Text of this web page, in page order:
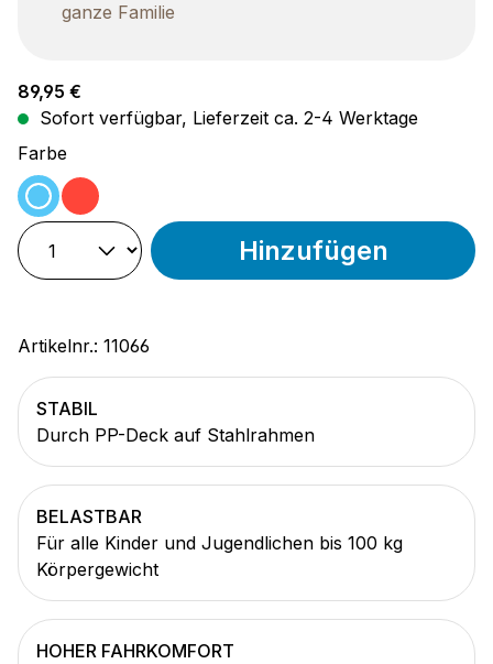
ganze Familie
Regulärer Preis:
89,95 €
Sofort verfügbar, Lieferzeit ca. 2-4 Werktage
Farbeauswählen
hellblau
rot
Hinzufügen
Artikelnr.: 11066
STABIL
Durch PP-Deck auf Stahlrahmen
BELASTBAR
Für alle Kinder und Jugendlichen bis 100 kg
Körpergewicht
HOHER FAHRKOMFORT